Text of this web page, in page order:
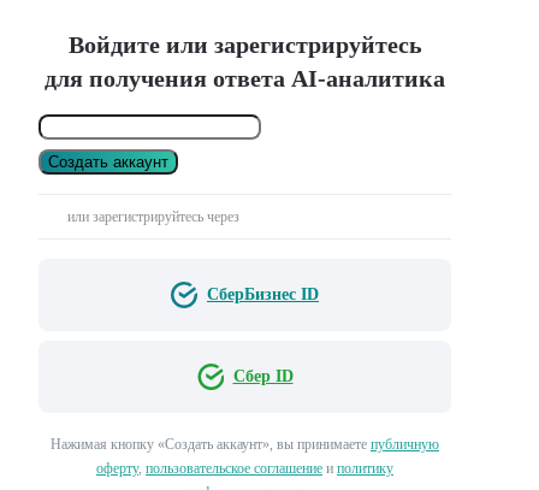
Войдите или зарегистрируйтесь
для получения ответа AI-аналитика
Создать аккаунт
или зарегистрируйтесь через
СберБизнес ID
Сбер ID
Нажимая кнопку «Создать аккаунт», вы принимаете публичную
оферту, пользовательское соглашение и политику